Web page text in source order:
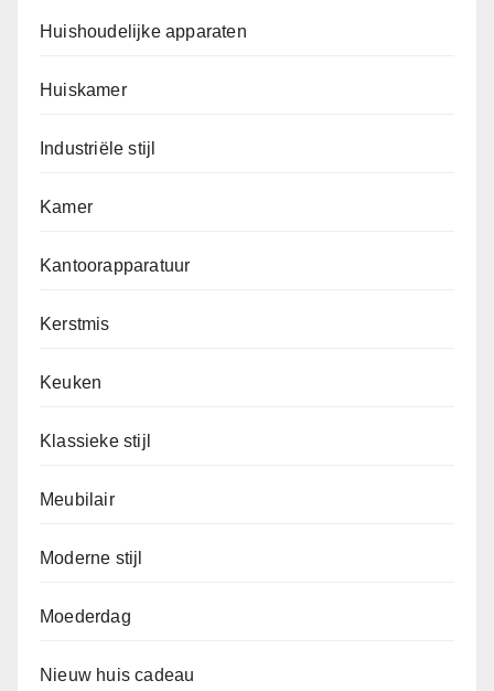
Huishoudelijke apparaten
Huiskamer
Industriële stijl
Kamer
Kantoorapparatuur
Kerstmis
Keuken
Klassieke stijl
Meubilair
Moderne stijl
Moederdag
Nieuw huis cadeau